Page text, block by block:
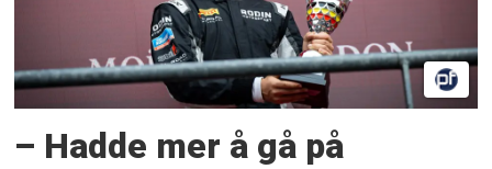
– Hadde mer å gå på